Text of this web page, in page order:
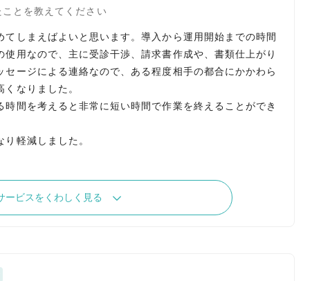
とを教えてください
しまえばよいと思います。導入から運用開始までの時間
用なので、主に受診干渉、請求書作成や、書類仕上がり
ージによる連絡なので、ある程度相手の都合にかかわら
なりました。
間を考えると非常に短い時間で作業を終えることができ
軽減しました。
ービスをくわしく見る